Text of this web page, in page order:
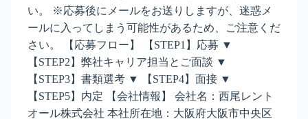
い。 ※応募後にメールをお送りしますが、迷惑メ
ールに入ってしまう可能性があるため、ご注意くだ
さい。 【応募フロー】 【STEP1】応募 ▼
【STEP2】弊社キャリア担当とご面談 ▼
【STEP3】書類選考 ▼ 【STEP4】面接 ▼
【STEP5】内定 【会社情報】 会社名：西尾レント
オール株式会社 本社所在地：大阪府大阪市中央区